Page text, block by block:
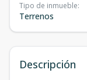
Tipo de inmueble:
Terrenos
Descripción